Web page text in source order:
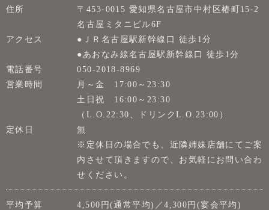
住所
〒453-0015 愛知県名古屋市中村区椿町15-2
名古屋ミタニビル6F
アクセス
●ＪＲ名古屋駅新幹線口 徒歩1分
●あおなみ線名古屋駅新幹線口 徒歩1分
電話番号
050-2018-8969
営業時間
月～金 17:00～23:30
土日祝 16:00～23:30
（L.O.22:30、ドリンクL.O.23:00）
定休日
無
※定休日の場合でも、近隣姉妹店舗にてご案
内させて頂きますので、お気軽にお問い合わ
せください。
平均予算
4,500円(通常平均)／4,300円(宴会平均)